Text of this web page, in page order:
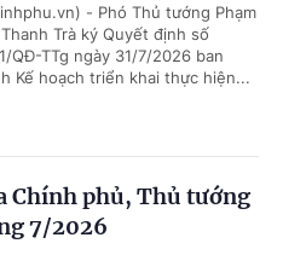
- Phó Thủ tướng Phạm
Trà ký Quyết định số
QĐ-TTg ngày 31/7/2026 ban
Kế hoạch triển khai thực hiện...
Chính phủ, Thủ tướng
7/2026